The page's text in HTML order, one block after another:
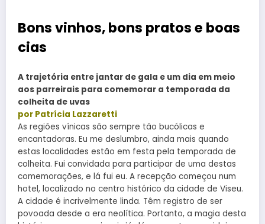
Bons vinhos, bons pratos e boas
cias
A trajetória entre jantar de gala e um dia em meio
aos parreirais para comemorar a temporada da
colheita de uvas
por Patrícia Lazzaretti
As regiões vínicas são sempre tão bucólicas e
encantadoras. Eu me deslumbro, ainda mais quando
estas localidades estão em festa pela temporada de
colheita. Fui convidada para participar de uma destas
comemorações, e lá fui eu. A recepção começou num
hotel, localizado no centro histórico da cidade de Viseu.
A cidade é incrivelmente linda. Têm registro de ser
povoada desde a era neolítica. Portanto, a magia desta